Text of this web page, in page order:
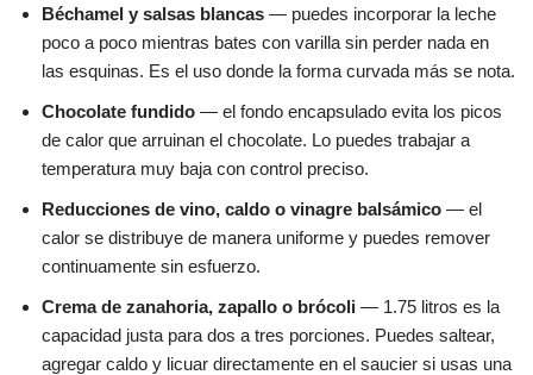
Béchamel y salsas blancas — puedes incorporar la leche
poco a poco mientras bates con varilla sin perder nada en
las esquinas. Es el uso donde la forma curvada más se nota.
Chocolate fundido — el fondo encapsulado evita los picos
de calor que arruinan el chocolate. Lo puedes trabajar a
temperatura muy baja con control preciso.
Reducciones de vino, caldo o vinagre balsámico — el
calor se distribuye de manera uniforme y puedes remover
continuamente sin esfuerzo.
Crema de zanahoria, zapallo o brócoli — 1.75 litros es la
capacidad justa para dos a tres porciones. Puedes saltear,
agregar caldo y licuar directamente en el saucier si usas una